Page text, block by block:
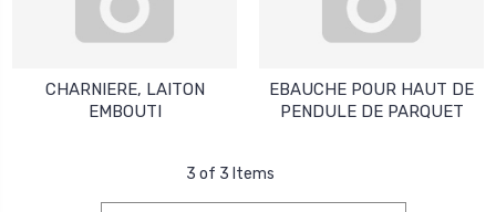
CHARNIERE, LAITON
EMBOUTI
EBAUCHE POUR HAUT DE
PENDULE DE PARQUET
3 of 3 Items